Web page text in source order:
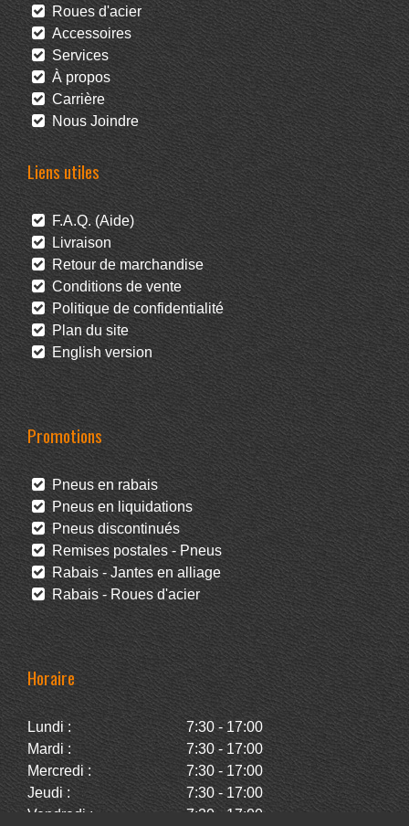
Roues d'acier
Accessoires
Services
À propos
Carrière
Nous Joindre
Liens utiles
F.A.Q. (Aide)
Livraison
Retour de marchandise
Conditions de vente
Politique de confidentialité
Plan du site
English version
Promotions
Pneus en rabais
Pneus en liquidations
Pneus discontinués
Remises postales - Pneus
Rabais - Jantes en alliage
Rabais - Roues d'acier
Horaire
Lundi :
7:30 - 17:00
Mardi :
7:30 - 17:00
Mercredi :
7:30 - 17:00
Jeudi :
7:30 - 17:00
Vendredi :
7:30 - 17:00